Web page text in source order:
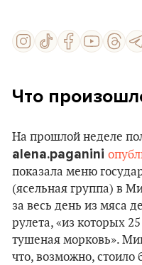
Что
На прошлой неделе
alena.paganini
показала меню
(ясельная группа) в
за весь день из мяса
рулета, «из которых
тушеная морковь».
что, возможно, стоило